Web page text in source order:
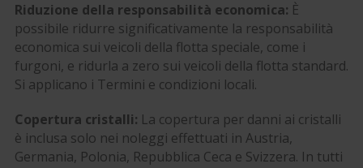
Riduzione della responsabilità economica: È
possibile ridurre significativamente la responsabilità
economica sui veicoli della flotta speciale, come i
furgoni, e ridurla a zero sui veicoli della flotta standard.
Si applicano i Termini e condizioni locali.
Copertura cristalli: La copertura per danni ai cristalli
è inclusa solo nei noleggi effettuati in Austria,
Germania, Polonia, Repubblica Ceca e Svizzera. In tutti